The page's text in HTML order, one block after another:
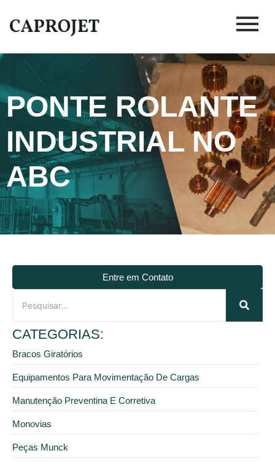
PONTE ROLANTE
INDUSTRIAL NO
ABC
Entre em Contato
CATEGORIAS:
Bracos Giratórios
Equipamentos Para Movimentação De Cargas
Manutenção Preventina E Corretiva
Monovias
Peças Munck